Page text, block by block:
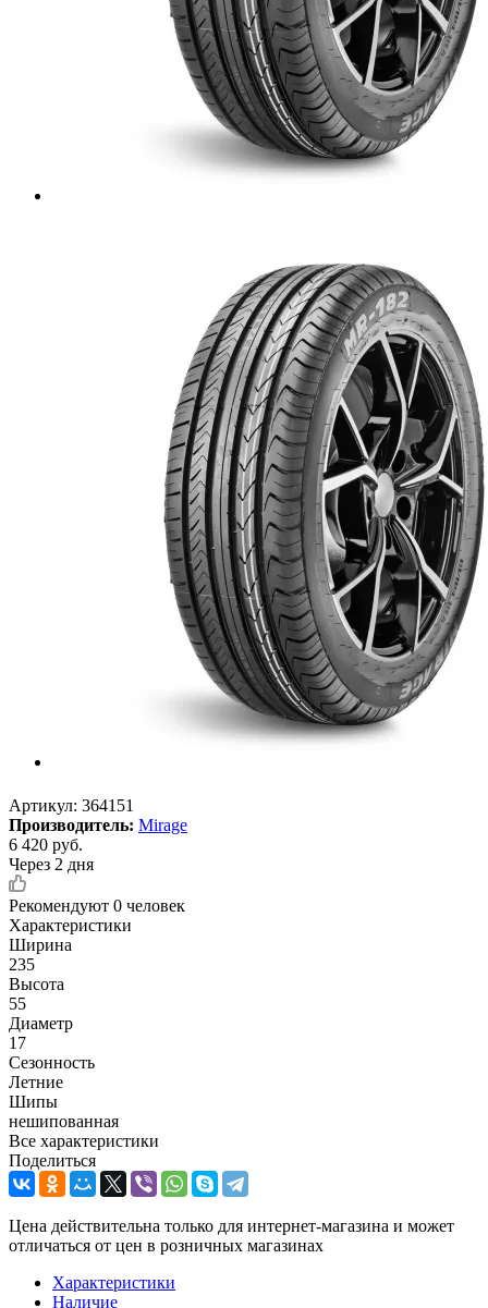
Артикул: 364151
Производитель: Mirage
6 420 руб.
Через 2 дня
Рекомендуют 0 человек
Характеристики
Ширина
235
Высота
55
Диаметр
17
Сезонность
Летние
Шипы
нешипованная
Все характеристики
Поделиться
Цена действительна только для интернет-магазина и может
отличаться от цен в розничных магазинах
Характеристики
Наличие